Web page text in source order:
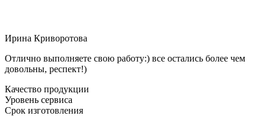
Ирина Криворотова
Отлично выполняете свою работу:) все остались более чем
довольны, респект!)
Качество продукции
Уровень сервиса
Срок изготовления